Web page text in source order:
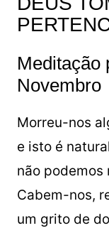
Meditação
Novembro
Morreu-nos
e isto é
não podemos
Cabem-nos,
um grito de